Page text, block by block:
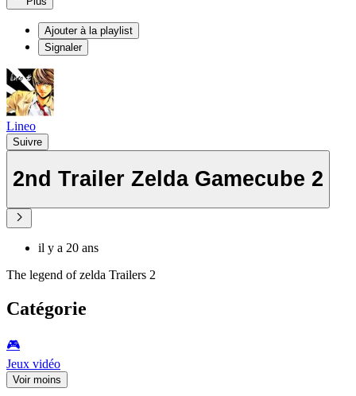
Ajouter à la playlist
Signaler
Lineo
Suivre
2nd Trailer Zelda Gamecube 2
il y a 20 ans
The legend of zelda Trailers 2
Catégorie
🎮️
Jeux vidéo
Voir moins